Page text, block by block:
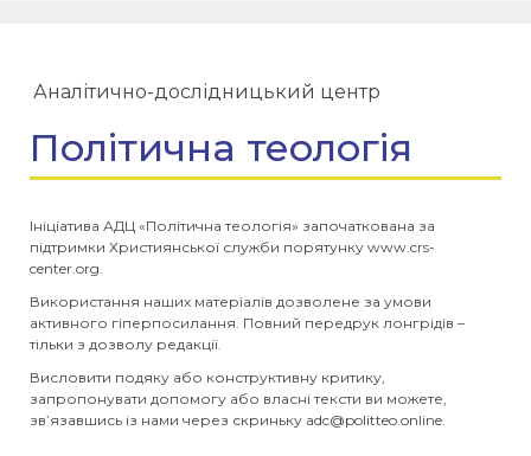
Аналітично-дослідницький центр
Політична теологія
Ініціатива АДЦ «Політична теологія» започаткована за
підтримки Християнської служби порятунку www.crs-
center.org.
Використання наших матеріалів дозволене за умови
активного гіперпосилання. Повний передрук лонгрідів –
тільки з дозволу редакції.
Висловити подяку або конструктивну критику,
запропонувати допомогу або власні тексти ви можете,
зв’язавшись із нами через скриньку adc@politteo.online